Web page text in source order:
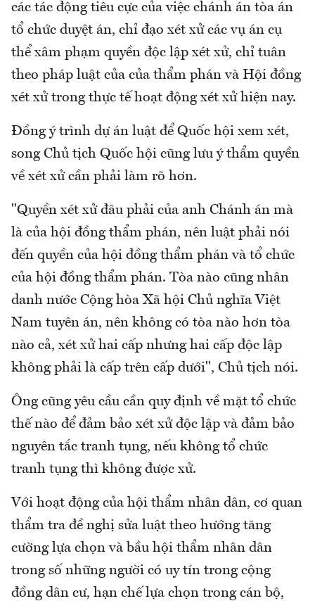
các tác động tiêu cực của việc chánh án tòa án
tổ chức duyệt án, chỉ đạo xét xử các vụ án cụ
thể xâm phạm quyền độc lập xét xử, chỉ tuân
theo pháp luật của của thẩm phán và Hội đồng
xét xử trong thực tế hoạt động xét xử hiện nay.
Đồng ý trình dự án luật để Quốc hội xem xét,
song Chủ tịch Quốc hội cũng lưu ý thẩm quyền
về xét xử cần phải làm rõ hơn.
"Quyền xét xử đâu phải của anh Chánh án mà
là của hội đồng thẩm phán, nên luật phải nói
đến quyền của hội đồng thẩm phán và tổ chức
của hội đồng thẩm phán. Tòa nào cũng nhân
danh nước Cộng hòa Xã hội Chủ nghĩa Việt
Nam tuyên án, nên không có tòa nào hơn tòa
nào cả, xét xử hai cấp nhưng hai cấp độc lập
không phải là cấp trên cấp dưới", Chủ tịch nói.
Ông cũng yêu cầu cần quy định về mặt tổ chức
thế nào để đảm bảo xét xử độc lập và đảm bảo
nguyên tắc tranh tụng, nếu không tổ chức
tranh tụng thì không được xử.
Với hoạt động của hội thẩm nhân dân, cơ quan
thẩm tra đề nghị sửa luật theo hướng tăng
cường lựa chọn và bầu hội thẩm nhân dân
trong số những người có uy tín trong cộng
đồng dân cư, hạn chế lựa chọn trong cán bộ,